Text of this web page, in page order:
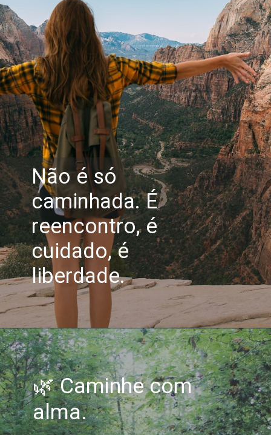
Não é só
caminhada. É
reencontro, é
cuidado, é
liberdade.
🌿 Caminhe com
alma.